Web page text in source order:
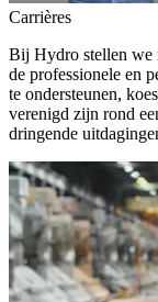
Carrières
Bij Hydro stellen we
de professionele en
te ondersteunen,
verenigd zijn rond
dringende